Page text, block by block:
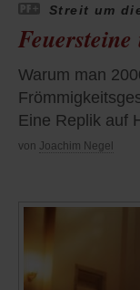
Streit um
Warum man
Eine Replik auf
von Joachim Negel